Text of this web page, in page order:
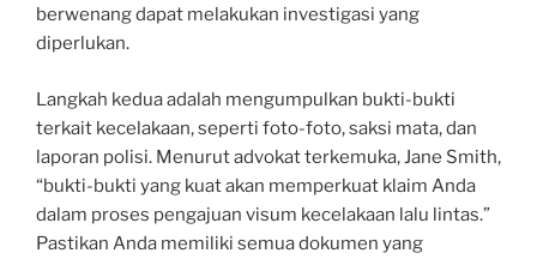
berwenang dapat melakukan investigasi yang
diperlukan.
Langkah kedua adalah mengumpulkan bukti-bukti
terkait kecelakaan, seperti foto-foto, saksi mata, dan
laporan polisi. Menurut advokat terkemuka, Jane Smith,
“bukti-bukti yang kuat akan memperkuat klaim Anda
dalam proses pengajuan visum kecelakaan lalu lintas.”
Pastikan Anda memiliki semua dokumen yang